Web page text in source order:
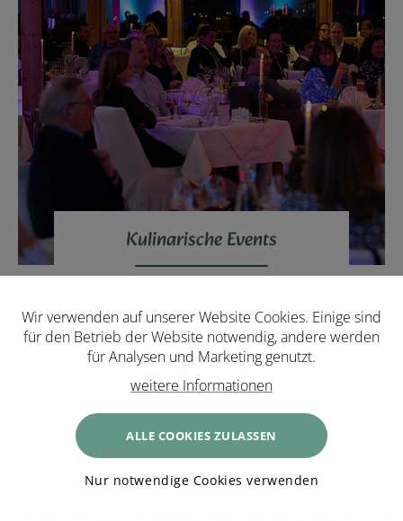
Kulinarische Events
Wir verwenden auf unserer Website Cookies. Einige sind
für den Betrieb der Website notwendig, andere werden
für Analysen und Marketing genutzt.
weitere Informationen
ALLE COOKIES ZULASSEN
Nur notwendige Cookies verwenden